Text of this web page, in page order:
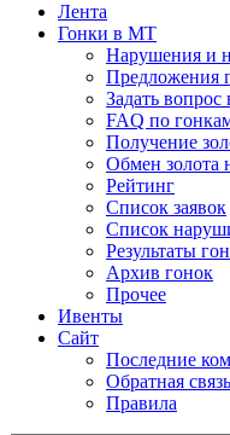
Лента
Гонки в МТ
Нарушения и
Предложения
Задать вопрос
FAQ по
Получение
Обмен золота
Рейтинг
Список заявок
Список
Результаты
Архив гонок
Прочее
Ивенты
Сайт
Последние
Обратная связь
Правила